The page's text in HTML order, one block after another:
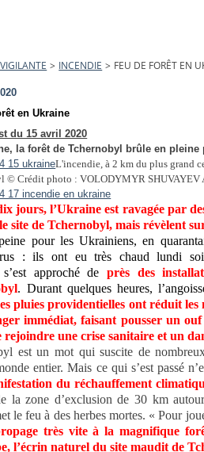
> INCENDIE > FEU DE FORÊT EN
en Ukraine
du 15 avril 2020
la forêt de Tchernobyl brûle en pleine
L'incendie, à 2 km du plus grand
© Crédit photo : VOLODYMYR SHUVAYEV
jours, l’Ukraine est ravagée par
site de Tchernobyl, mais révèlent
pour les Ukrainiens, en
: ils ont eu très chaud lundi
s’est approché deprès des
. Durant quelques heures,
pluies providentielles ont réduit les
immédiat, faisant pousser un
rejoindre une crise sanitaire et un
est un mot qui suscite de
entier. Mais ce qui s’est passé
du réchauffement
la zone d’exclusion de 30 km
le feu à des herbes mortes. « Pour
très vite à la magnifique
l’écrin naturel du site maudit de